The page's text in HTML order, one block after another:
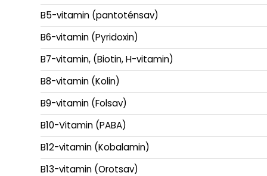
B5-vitamin (pantoténsav)
B6-vitamin (Pyridoxin)
B7-vitamin, (Biotin, H-vitamin)
B8-vitamin (Kolin)
B9-vitamin (Folsav)
B10-Vitamin (PABA)
B12-vitamin (Kobalamin)
B13-vitamin (Orotsav)